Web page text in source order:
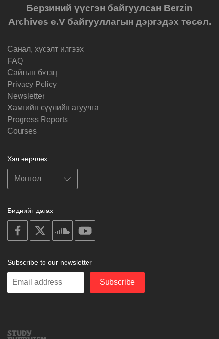
Берзиний үүсгэн байгуулсан Berzin
Archives e.V байгууллагын дэргэдэх төсөл.
Санал, хүсэлт илгээх
FAQ
Cайтын бүтзц
Privacy Policy
Newsletter
Хамгийн сүүлийн агуулга
Progress Reports
Courses
Хэл өөрчлөх
Биднийг дагах
on
facebook
soundcloud
Subscribe to our newsletter
Enter
Subscribe
Study